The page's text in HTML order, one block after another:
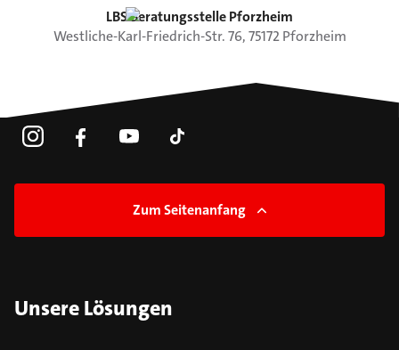
LBS Beratungsstelle Pforzheim
Westliche-Karl-Friedrich-Str.76,75172 Pforzheim
Zum Seitenanfang
Unsere Lösungen